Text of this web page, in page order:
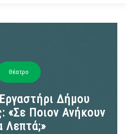
Θέατρο
Δήμου
«Σε Ποιον Ανήκουν
Λεπτά;»